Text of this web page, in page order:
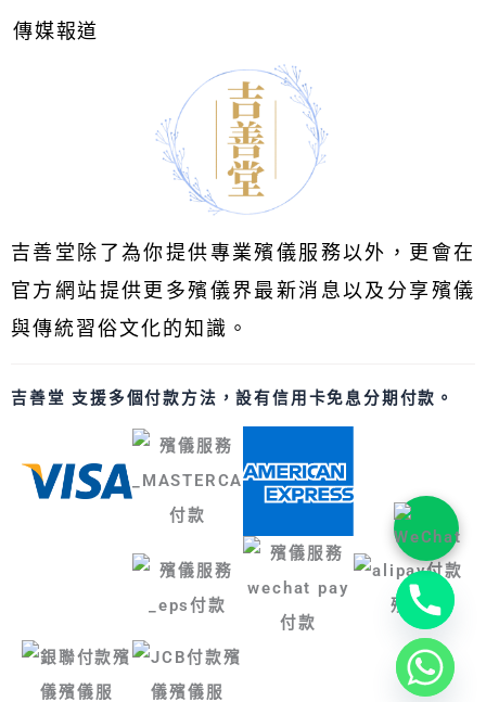
Luckindness
吉善堂除了為你提供專業殯儀服務以外，更會在
官方網站提供更多殯儀界最新消息以及分享殯儀
與傳統習俗文化的知識。
吉善堂 支援多個付款方法，設有信用卡免息分期付款。
傳媒報道